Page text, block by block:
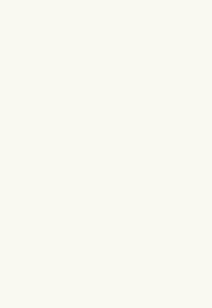
تهيجاً والتهاباً وتلفاً يمكن أن يؤدي في النهاية
يمكن أن يجعل اللثة حساسة وأكثر عرضة